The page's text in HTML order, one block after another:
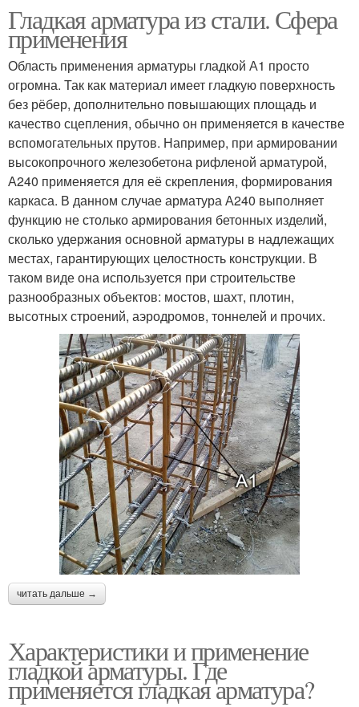
Гладкая арматура из стали. Сфера
применения
Область применения арматуры гладкой А1 просто
огромна. Так как материал имеет гладкую поверхность
без рёбер, дополнительно повышающих площадь и
качество сцепления, обычно он применяется в качестве
вспомогательных прутов. Например, при армировании
высокопрочного железобетона рифленой арматурой,
А240 применяется для её скрепления, формирования
каркаса. В данном случае арматура А240 выполняет
функцию не столько армирования бетонных изделий,
сколько удержания основной арматуры в надлежащих
местах, гарантирующих целостность конструкции. В
таком виде она используется при строительстве
разнообразных объектов: мостов, шахт, плотин,
высотных строений, аэродромов, тоннелей и прочих.
читать дальше →
Характеристики и применение
гладкой арматуры. Где
применяется гладкая арматура?